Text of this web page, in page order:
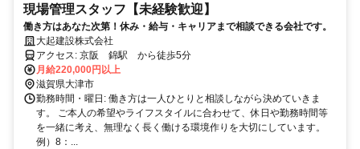
現場管理スタッフ【未経験歓迎】
働き方はあなた次第！休み・給与・キャリアまで相談できる会社です。
大起建設株式会社
アクセス: 京阪 錦駅 から徒歩5分
月給220,000円以上
滋賀県大津市
勤務時間・曜日: 働き方は一人ひとりと相談しながら決めていきま
す。 ご本人の希望やライフスタイルに合わせて、休日や勤務時間等
を一緒に考え、無理なく長く働ける環境作りを大切にしています。
例）8：...